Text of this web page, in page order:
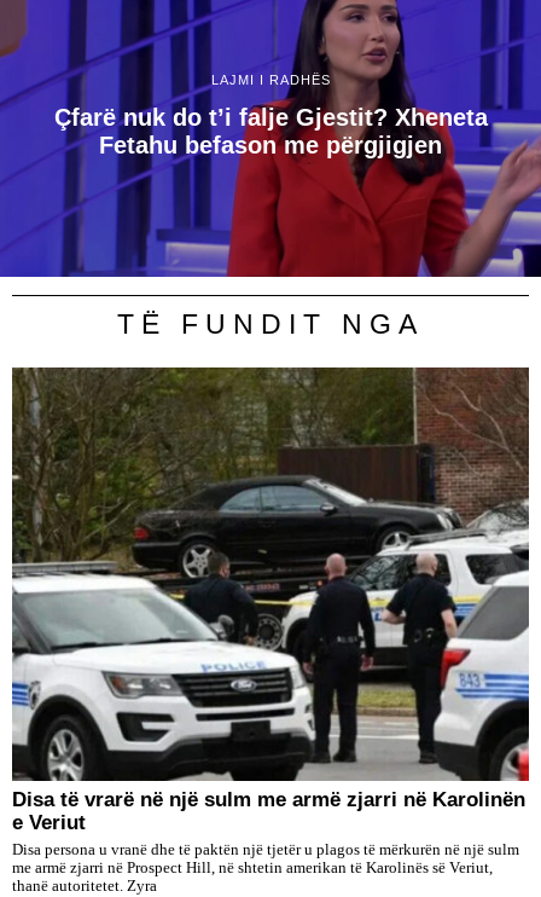
LAJMI I RADHËS
Çfarë nuk do t’i falje Gjestit? Xheneta
Fetahu befason me përgjigjen
TË FUNDIT NGA
Disa të vrarë në një sulm me armë zjarri në Karolinën
e Veriut
Disa persona u vranë dhe të paktën një tjetër u plagos të mërkurën në një sulm
me armë zjarri në Prospect Hill, në shtetin amerikan të Karolinës së Veriut,
thanë autoritetet. Zyra